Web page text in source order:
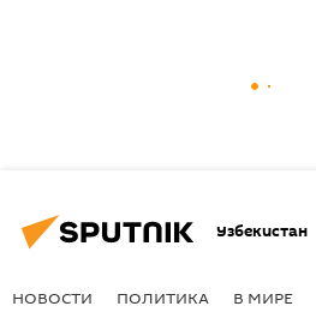
Узбекистан
НОВОСТИ ПОЛИТИКА В МИРЕ